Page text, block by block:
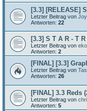
[3.3] [RELEASE]
Letzter Beitrag von
Antworten: 22
[3.3] S T A R - T
Letzter Beitrag von
Antworten: 2
[FINAL] [3.3]
Letzter Beitrag von
Antworten: 26
[FINAL] 3.3 Reds
Letzter Beitrag von
Antworten: 5